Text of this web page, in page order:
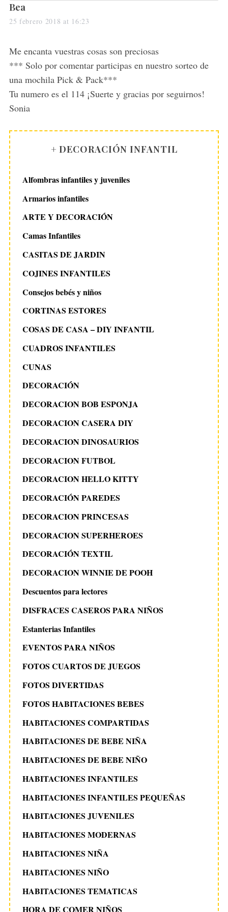
s
a
s
:
Bea
25 febrero 2018 at 16:23
Me encanta vuestras cosas son preciosas
*** Solo por comentar participas en nuestro sorteo de
una mochila Pick & Pack***
Tu numero es el 114 ¡Suerte y gracias por seguirnos!
Sonia
+ DECORACIÓN INFANTIL
Alfombras infantiles y juveniles
Armarios infantiles
ARTE Y DECORACIÓN
Camas Infantiles
CASITAS DE JARDIN
COJINES INFANTILES
Consejos bebés y niños
CORTINAS ESTORES
COSAS DE CASA – DIY INFANTIL
CUADROS INFANTILES
CUNAS
DECORACIÓN
DECORACION BOB ESPONJA
DECORACION CASERA DIY
DECORACION DINOSAURIOS
DECORACION FUTBOL
DECORACION HELLO KITTY
DECORACIÓN PAREDES
DECORACION PRINCESAS
DECORACION SUPERHEROES
DECORACIÓN TEXTIL
DECORACION WINNIE DE POOH
Descuentos para lectores
DISFRACES CASEROS PARA NIÑOS
Estanterias Infantiles
EVENTOS PARA NIÑOS
FOTOS CUARTOS DE JUEGOS
FOTOS DIVERTIDAS
FOTOS HABITACIONES BEBES
HABITACIONES COMPARTIDAS
HABITACIONES DE BEBE NIÑA
HABITACIONES DE BEBE NIÑO
HABITACIONES INFANTILES
HABITACIONES INFANTILES PEQUEÑAS
HABITACIONES JUVENILES
HABITACIONES MODERNAS
HABITACIONES NIÑA
HABITACIONES NIÑO
HABITACIONES TEMATICAS
HORA DE COMER NIÑOS